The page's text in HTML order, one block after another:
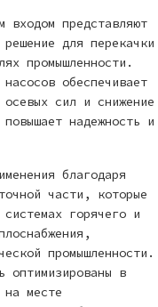
входом представляют
для перекачки
промышленности.
обеспечивает
осевых сил и снижение
надежность и
благодаря
части, которые
горячего и
промышленности.
оптимизированы в
на месте